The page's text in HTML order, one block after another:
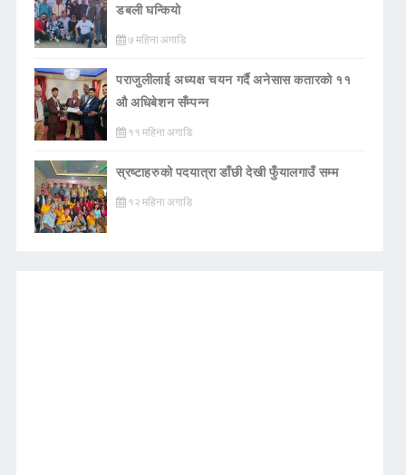
डबली घन्कियाे
७ महिना अगाडि
पराजुलीलाई अध्यक्ष चयन गर्दै अनेसास कतारको ११
औ अधिबेशन सँम्पन्न
११ महिना अगाडि
स्रष्टाहरुको पदयात्रा डाँछी देखी फुँयालगाउँ सम्म
१२ महिना अगाडि